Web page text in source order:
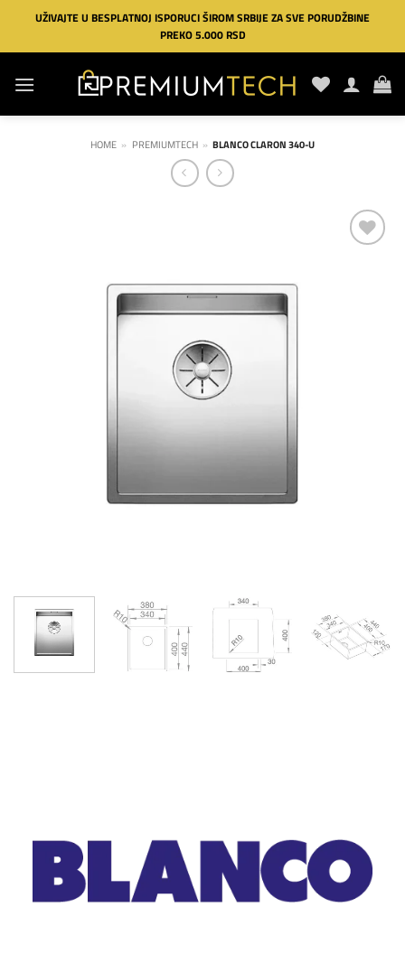
Preskoči
sadržaj
UŽIVAJTE U BESPLATNOJ ISPORUCI ŠIROM SRBIJE ZA SVE PORUDŽBINE
PREKO 5.000 RSD
HOME » PREMIUMTECH » BLANCO CLARON 340-U